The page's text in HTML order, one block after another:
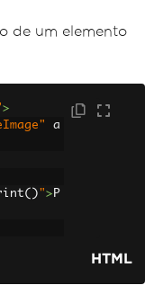
de um elemento
>
a
() "> P
HTML